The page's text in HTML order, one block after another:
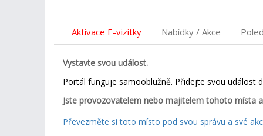
Aktivace E-vizitky Nabídky / Akce
Vystavte svou událost.
Portál funguje samooblužně. Přidejte svou událost
Jste provozovatelem nebo majitelem tohoto místa
Převezměte si toto místo pod svou správu a své